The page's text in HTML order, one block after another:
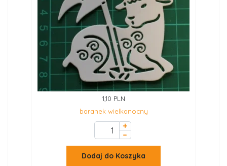
1,10 PLN
baranek wielkanocny
+
–
Dodaj do Koszyka